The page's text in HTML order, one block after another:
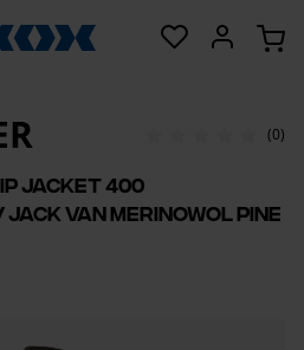
(0)
Jacket 400
van merinowol pine